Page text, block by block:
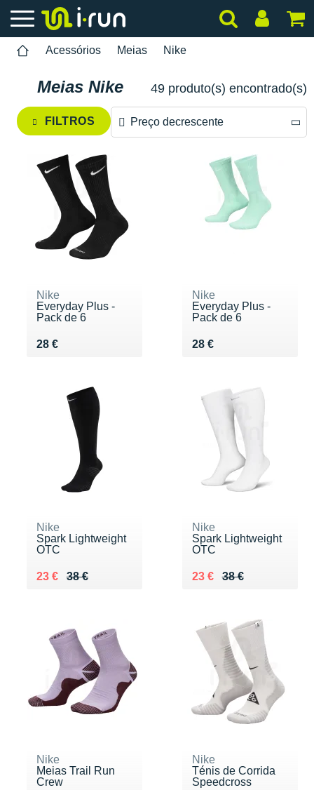
Acessórios Meias Nike
Meias Nike 49 produto(s) encontrado(s)
FILTROS Preço decrescente
Nike
Everyday Plus -
Pack de 6
28 €
Vendu 28 €
Nike
Everyday Plus -
Pack de 6
28 €
Vendu 28 €
Nike
Spark Lightweight
OTC
38 €
Au lieu de 38 €
23 €
Vendu 23 €
Nike
Spark Lightweight
OTC
38 €
Au lieu de 38 €
23 €
Vendu 23 €
Nike
Meias Trail Run
Crew
Nike
Ténis de Corrida
Speedcross